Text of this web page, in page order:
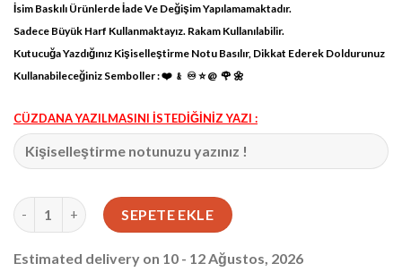
1,299.00₺.
İsim Baskılı Ürünlerde İade Ve Değişim Yapılamamaktadır.
Sadece Büyük Harf Kullanmaktayız. Rakam Kullanılabilir.
Kutucuğa Yazdığınız Kişiselleştirme Notu Basılır, Dikkat Ederek Doldurunuz
Kullanabileceğiniz Semboller : ❤️ ﹠ ♾ ⭐️ @ 🌹 🌼
CÜZDANA YAZILMASINI İSTEDİĞİNİZ YAZI :
Monaco Fermuarlı Çıtçıtlı Cüzdan Taba 1044 adet
SEPETE EKLE
Estimated delivery on 10 - 12 Ağustos, 2026